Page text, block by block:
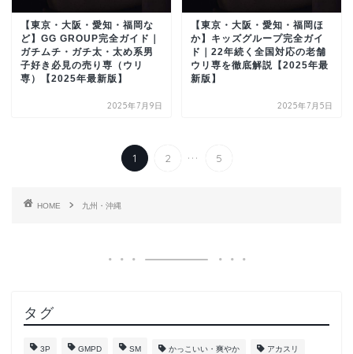
【東京・大阪・愛知・福岡な
ど】GG GROUP完全ガイド｜
ガチムチ・ガチ太・太め系男
子好き必見の売り専（ウリ
専）【2025年最新版】
2025年7月9日
【東京・大阪・愛知・福岡ほ
か】キッズグループ完全ガイ
ド｜22年続く全国対応の老舗
ウリ専を徹底解説【2025年最
新版】
2025年7月5日
1 2 ... 5
HOME 九州・沖縄
タグ
3P GMPD SM かっこいい・爽やか アカスリ